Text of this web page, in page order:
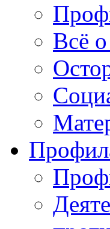
Всё